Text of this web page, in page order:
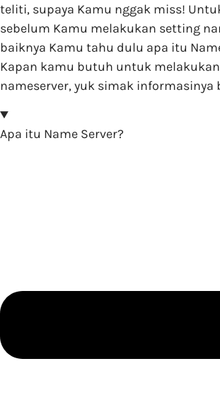
teliti, supaya Kamu nggak miss!
sebelum Kamu melakukan setting
baiknya Kamu tahu dulu apa itu
Kapan kamu butuh untuk
nameserver, yuk simak informasinya
Apa itu Name Server?